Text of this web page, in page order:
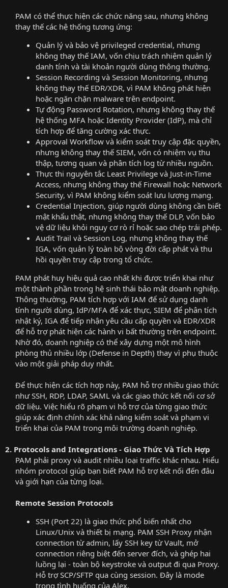
PAM có thể thực hiện các chức năng sau, nhưng không
thay thế các hệ thống tương ứng:​
Quản lý và bảo vệ privileged credential, nhưng
không thay thế IAM, vốn chịu trách nhiệm quản lý
danh tính và tài khoản người dùng thông thường.
Session Recording và Session Monitoring, nhưng
không thay thế EDR/XDR, vì PAM không phát hiện
hoặc ngăn chặn malware trên endpoint.
Tự động Password Rotation, nhưng không thay thế
hệ thống MFA hoặc Identity Provider (IdP), mà chỉ
tích hợp để tăng cường xác thực.
Approval Workflow và kiểm soát truy cập đặc quyền,
nhưng không thay thế SIEM, vốn có nhiệm vụ thu
thập, tương quan và phân tích log từ nhiều nguồn.
Thực thi nguyên tắc Least Privilege và Just-in-Time
Access, nhưng không thay thế Firewall hoặc Network
Security, vì PAM không kiểm soát lưu lượng mạng.
Credential Injection, giúp người dùng không cần biết
mật khẩu thật, nhưng không thay thế DLP, vốn bảo
vệ dữ liệu khỏi nguy cơ rò rỉ hoặc sao chép trái phép.
Audit Trail và Session Log, nhưng không thay thế
IGA, vốn quản lý toàn bộ vòng đời cấp phát và thu
hồi quyền truy cập trong tổ chức.
PAM phát huy hiệu quả cao nhất khi được triển khai như
một thành phần trong hệ sinh thái bảo mật doanh nghiệp.
Thông thường, PAM tích hợp với IAM để sử dụng danh
tính người dùng, IdP/MFA để xác thực, SIEM để phân tích
nhật ký, IGA để tiếp nhận yêu cầu cấp quyền và EDR/XDR
để hỗ trợ phát hiện các hành vi bất thường trên endpoint.
Nhờ đó, doanh nghiệp có thể xây dựng một mô hình
phòng thủ nhiều lớp (Defense in Depth) thay vì phụ thuộc
vào một giải pháp duy nhất.​
Để thực hiện các tích hợp này, PAM hỗ trợ nhiều giao thức
như SSH, RDP, LDAP, SAML và các giao thức kết nối cơ sở
dữ liệu. Việc hiểu rõ phạm vi hỗ trợ của từng giao thức
giúp xác định chính xác khả năng kiểm soát và phạm vi
triển khai của PAM trong môi trường doanh nghiệp.​
2. Protocols and Integrations - Giao Thức Và Tích Hợp
PAM phải proxy và audit nhiều loại traffic khác nhau. Hiểu
nhóm protocol giúp bạn biết PAM hỗ trợ kết nối đến đâu
và giới hạn của từng loại.​
Remote Session Protocols
SSH (Port 22) là giao thức phổ biến nhất cho
Linux/Unix và thiết bị mạng. PAM SSH Proxy nhận
connection từ admin, lấy SSH key từ Vault, mở
connection riêng biệt đến server đích, và ghép hai
luồng lại - toàn bộ keystroke và output đi qua Proxy.
Hỗ trợ SCP/SFTP qua cùng session. Đây là mode
trong tình huống của Alex.